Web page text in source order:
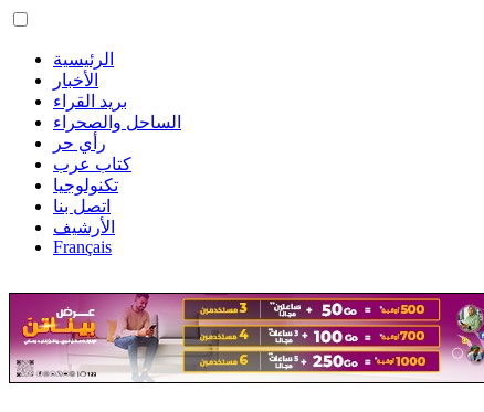
الرئيسية
الأخبار
بريد القراء
الساحل والصحراء
رأي حر
كتاب عرب
تكنولوجيا
اتصل بنا
الأرشيف
Français